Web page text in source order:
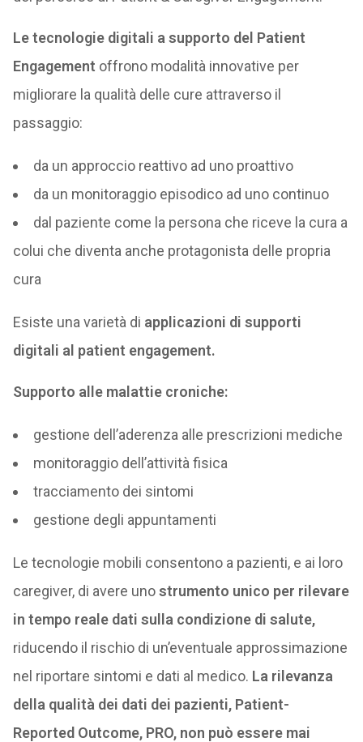
Le tecnologie digitali a supporto del Patient
Engagement offrono modalità innovative per
migliorare la qualità delle cure attraverso il
passaggio:
da un approccio reattivo ad uno proattivo
da un monitoraggio episodico ad uno continuo
dal paziente come la persona che riceve la cura a
colui che diventa anche protagonista delle propria
cura
Esiste una varietà di applicazioni di supporti
digitali al patient engagement.
Supporto alle malattie croniche:
gestione dell’aderenza alle prescrizioni mediche
monitoraggio dell’attività fisica
tracciamento dei sintomi
gestione degli appuntamenti
Le tecnologie mobili consentono a pazienti, e ai loro
caregiver, di avere unostrumento unico per rilevare
in tempo reale dati sulla condizione di salute,
riducendo il rischio di un’eventuale approssimazione
nel riportare sintomi e dati al medico. La rilevanza
della qualità dei dati dei pazienti, Patient-
Reported Outcome, PRO, non può essere mai